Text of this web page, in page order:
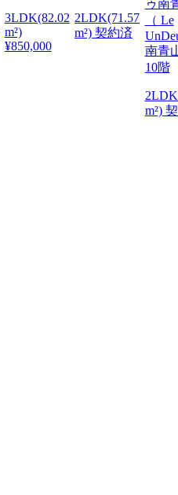
3LDK(82.02
m²)
¥850,000
2LDK(71.57
m²) 契約済
ゥ南
（ Le
南青
10階
m²)